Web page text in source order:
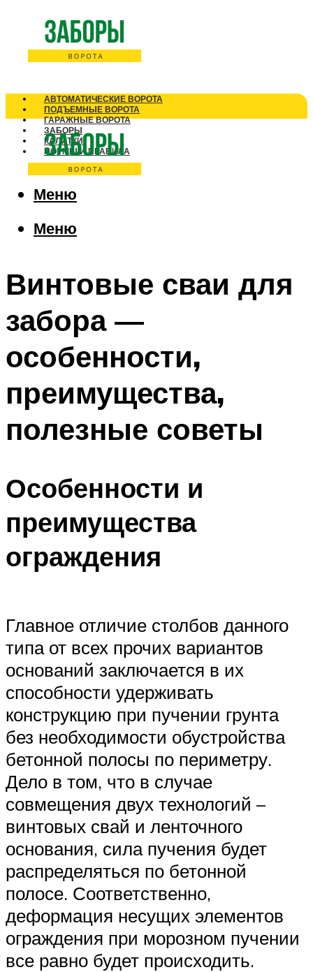
АВТОМАТИЧЕСКИЕ ВОРОТА
ПОДЪЕМНЫЕ ВОРОТА
ГАРАЖНЫЕ ВОРОТА
ЗАБОРЫ
КАЛИТКИ
НОРМЫ И ПРАВИЛА
Меню
Меню
Винтовые сваи для
забора —
особенности,
преимущества,
полезные советы
Особенности и
преимущества
ограждения
Главное отличие столбов данного
типа от всех прочих вариантов
оснований заключается в их
способности удерживать
конструкцию при пучении грунта
без необходимости обустройства
бетонной полосы по периметру.
Дело в том, что в случае
совмещения двух технологий –
винтовых свай и ленточного
основания, сила пучения будет
распределяться по бетонной
полосе. Соответственно,
деформация несущих элементов
ограждения при морозном пучении
все равно будет происходить.